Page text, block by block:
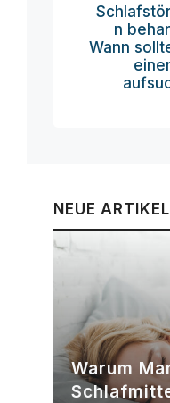
n
Wann
NEUE ARTIKEL
Warum